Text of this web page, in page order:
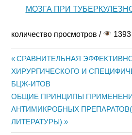
МОЗГА ПРИ
количество просмотров / 1393
Жазба
навигациясы
Previous
Post:
СРАВНИТЕЛЬНАЯ
ХИРУРГИЧЕСКОГО И
БЦЖ-ИТОВ
Next
Post:
ОБЩИЕ ПРИНЦИПЫ
АНТИМИКРОБНЫХ
ЛИТЕРАТУРЫ)